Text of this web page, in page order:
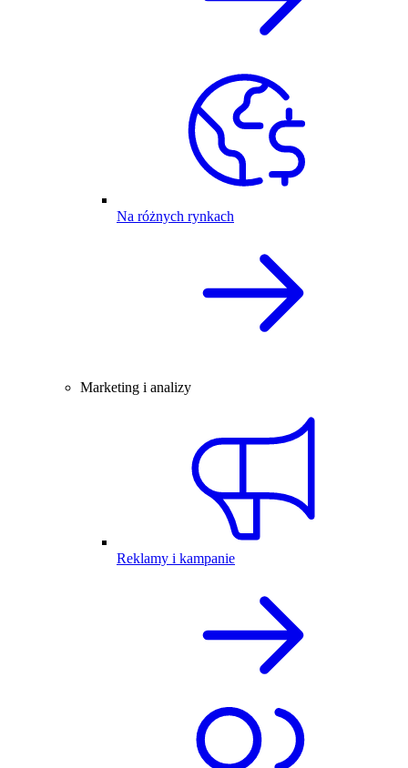
Na różnych rynkach
Marketing i analizy
Reklamy i kampanie